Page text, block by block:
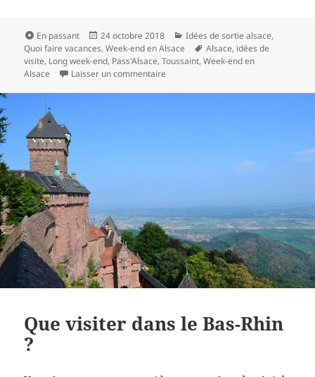
Format
En passant
Publié
le
24 octobre 2018 Catégories
Idées de sortie alsace,
Quoi faire vacances,Week-end en Alsace
Mots-
clés
Alsace, idées de
visite, Long week-end, Pass'Alsace,Toussaint,Week-end en
Alsace
Laisser un commentaire
Que visiter dans le Bas-Rhin
?